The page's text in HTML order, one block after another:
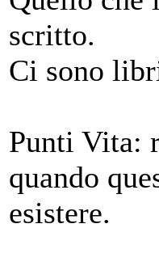
scritto.
Ci sono
Punti Vita:
quando
esistere.